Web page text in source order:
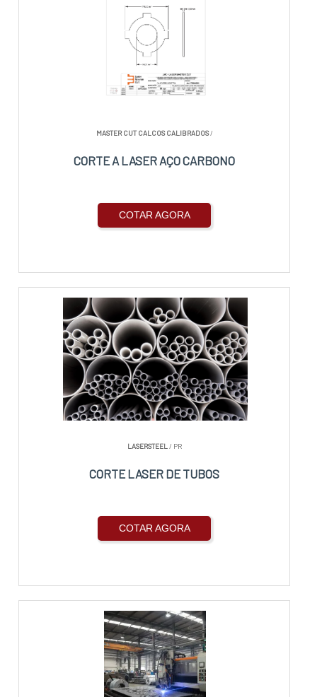
MASTER CUT CALCOS CALIBRADOS/
CORTE A LASER AÇO CARBONO
COTAR AGORA
LASERSTEEL / PR
CORTE LASER DE TUBOS
COTAR AGORA